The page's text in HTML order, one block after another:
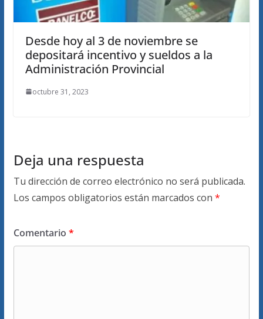
Desde hoy al 3 de noviembre se
depositará incentivo y sueldos a la
Administración Provincial
octubre 31, 2023
Deja una respuesta
Tu dirección de correo electrónico no será publicada.
Los campos obligatorios están marcados con *
Comentario *